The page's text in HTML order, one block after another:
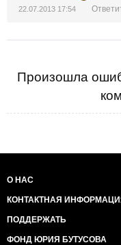
22.07.2013 17:54
Произошла
О НАС
КОНТАКТНАЯ
ПОДДЕРЖАТЬ
ФОНД ЮРИЯ БУТУСОВА